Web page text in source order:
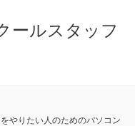
ールスタッフ
やりたい人のためのパソコン